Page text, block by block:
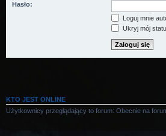
Hasło:
Loguj mnie
Ukryj mój
KTO JEST ONLINE
Użytkownicy przeglądający to forum: Obecnie na